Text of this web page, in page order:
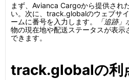
まず、Avianca Cargoから提供され
い。次に、track.globalのウェブサ
ームに番号を入力します。
「追跡
物の現在地や配送ステータスが表示
できます。
track.globalの利